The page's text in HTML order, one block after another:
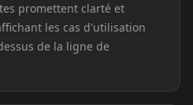
02
promettent clarté et
les cas d'utilisation
de la ligne de